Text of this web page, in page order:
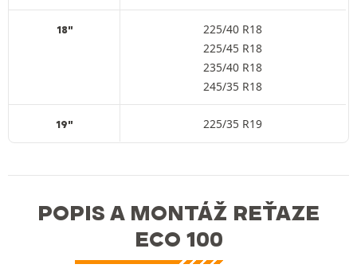
18"
225/40 R18
225/45 R18
235/40 R18
245/35 R18
19" 225/35 R19
POPIS A MONTÁŽ REŤAZE
ECO 100